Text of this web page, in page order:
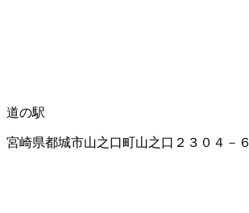
道の駅
宮崎県都城市山之口町山之口２３０４－６